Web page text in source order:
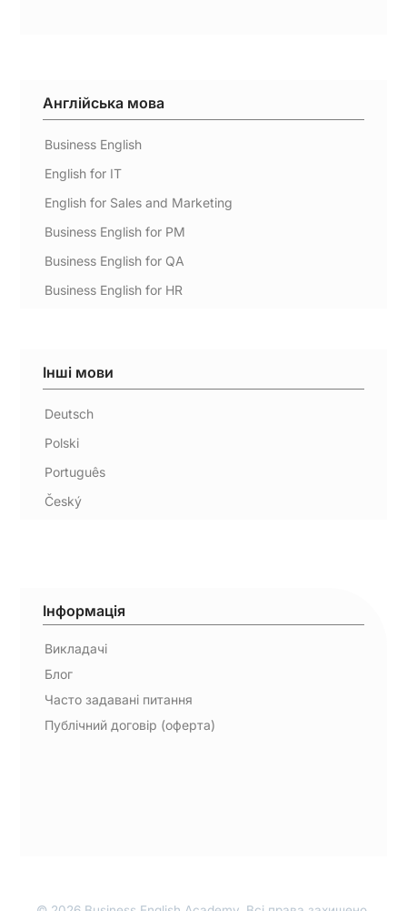
Англійська мова
Business English
English for IT
English for Sales and Marketing
Business English for PM
Business English for QA
Business English for HR
Інші мови
Deutsch
Polski
Português
Český
Інформація
Викладачі
Блог
Часто задавані питання
Публічний договір (оферта)